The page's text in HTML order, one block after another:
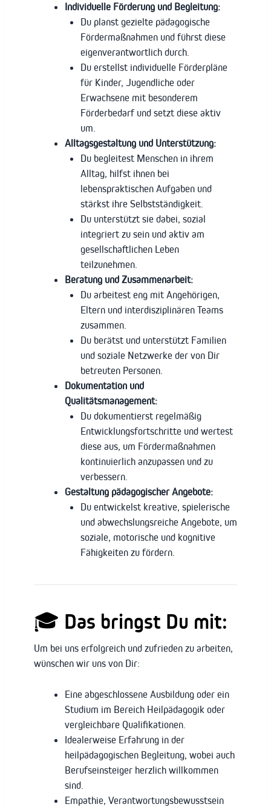
Individuelle Förderung und Begleitung:
Du planst gezielte pädagogische
Fördermaßnahmen und führst diese
eigenverantwortlich durch.
Du erstellst individuelle Förderpläne
für Kinder, Jugendliche oder
Erwachsene mit besonderem
Förderbedarf und setzt diese aktiv
um.
Alltagsgestaltung und Unterstützung:
Du begleitest Menschen in ihrem
Alltag, hilfst ihnen bei
lebenspraktischen Aufgaben und
stärkst ihre Selbstständigkeit.
Du unterstützt sie dabei, sozial
integriert zu sein und aktiv am
gesellschaftlichen Leben
teilzunehmen.
Beratung und Zusammenarbeit:
Du arbeitest eng mit Angehörigen,
Eltern und interdisziplinären Teams
zusammen.
Du berätst und unterstützt Familien
und soziale Netzwerke der von Dir
betreuten Personen.
Dokumentation und
Qualitätsmanagement:
Du dokumentierst regelmäßig
Entwicklungsfortschritte und wertest
diese aus, um Fördermaßnahmen
kontinuierlich anzupassen und zu
verbessern.
Gestaltung pädagogischer Angebote:
Du entwickelst kreative, spielerische
und abwechslungsreiche Angebote, um
soziale, motorische und kognitive
Fähigkeiten zu fördern.
🎓 Das bringst Du mit:
Um bei uns erfolgreich und zufrieden zu arbeiten,
wünschen wir uns von Dir:
Eine abgeschlossene Ausbildung oder ein
Studium im Bereich Heilpädagogik oder
vergleichbare Qualifikationen.
Idealerweise Erfahrung in der
heilpädagogischen Begleitung, wobei auch
Berufseinsteiger herzlich willkommen
sind.
Empathie, Verantwortungsbewusstsein